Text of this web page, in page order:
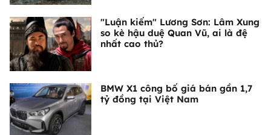
"Luận kiếm" Lương Sơn: Lâm Xung
so kè hậu duệ Quan Vũ, ai là đệ
nhất cao thủ?
BMW X1 công bố giá bán gần 1,7
tỷ đồng tại Việt Nam